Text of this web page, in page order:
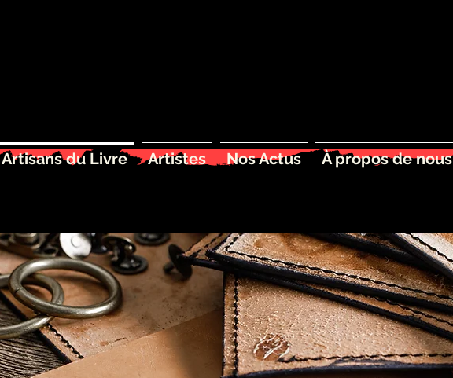
Artisans du Livre Artistes Nos Actus À propos de nous